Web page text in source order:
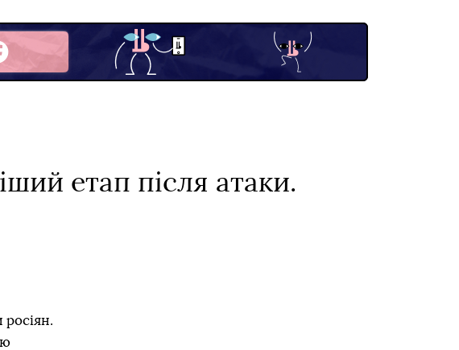
етап після атаки.